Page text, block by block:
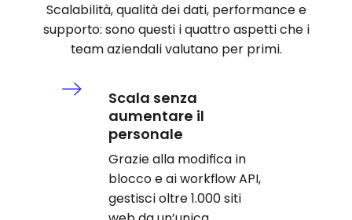
Scalabilità, qualità dei dati, performance e
supporto: sono questi i quattro aspetti che i
team aziendali valutano per primi.
Scala senza
aumentare il
personale
Grazie alla modifica in
blocco e ai workflow API,
gestisci oltre 1.000 siti